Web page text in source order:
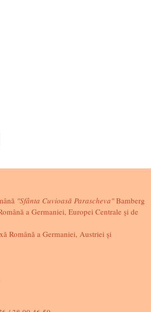
"Sfânta Cuvioasă Parascheva"Bamberg
a Germaniei, Europei Centrale și de
Română a Germaniei, Austriei și